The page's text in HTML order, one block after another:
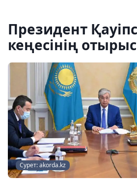
Президент
кеңесінің
Сурет: akorda.kz